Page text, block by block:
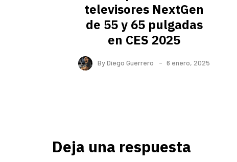
televisores NextGen
de 55 y 65 pulgadas
en CES 2025
ByDiego Guerrero 6 enero, 2025
Deja una respuesta